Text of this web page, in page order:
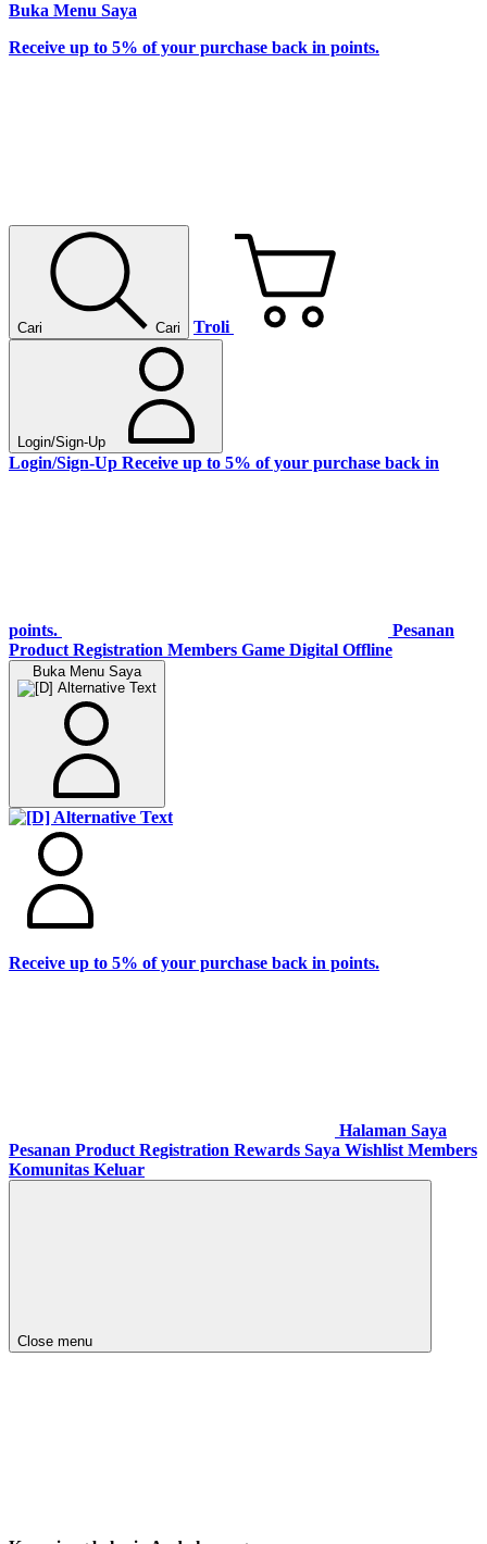
Buka Menu Saya
Receive up to 5% of your purchase back in points.
Cari Cari Troli
Login/Sign-Up
Login/Sign-Up Receive up to 5% of your purchase back in
points.
Pesanan
Product Registration Members Game Digital Offline
Buka Menu Saya
Receive up to 5% of your purchase back in points.
Halaman Saya
Pesanan Product Registration Rewards Saya Wishlist Members
Komunitas Keluar
Close menu